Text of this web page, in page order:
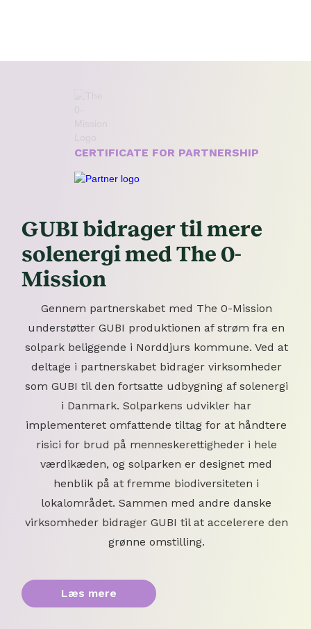
CERTIFICATE FOR PARTNERSHIP
GUBI bidrager til mere
solenergi med The 0-
Mission
Gennem partnerskabet med The 0-Mission
understøtter GUBI produktionen af strøm fra en
solpark beliggende i Norddjurs kommune. Ved at
deltage i partnerskabet bidrager virksomheder
som GUBI til den fortsatte udbygning af solenergi
i Danmark. Solparkens udvikler har
implementeret omfattende tiltag for at håndtere
risici for brud på menneskerettigheder i hele
værdikæden, og solparken er designet med
henblik på at fremme biodiversiteten i
lokalområdet. Sammen med andre danske
virksomheder bidrager GUBI til at accelerere den
grønne omstilling.
Læs mere